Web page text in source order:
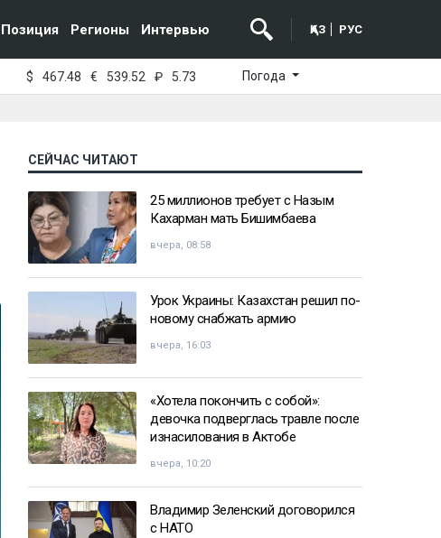
Позиция Регионы Интервью ҚАЗ РУС
$ 467.48 € 539.52 ₽ 5.73 Погода
СЕЙЧАС ЧИТАЮТ
25 миллионов требует с Назым
Кахарман мать Бишимбаева
вчера, 08:58
Урок Украины: Казахстан решил по-
новому снабжать армию
вчера, 16:03
«Хотела покончить с собой»:
девочка подверглась травле после
изнасилования в Актобе
вчера, 10:20
Владимир Зеленский договорился
с НАТО